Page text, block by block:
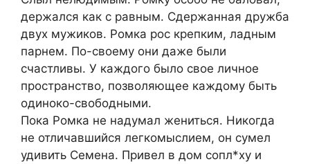
держался как с равным. Сдержанная дружба
двух мужиков. Ромка рос крепким, ладным
парнем. По-своему они даже были
счастливы. У каждого было свое личное
пространство, позволяющее каждому быть
одиноко-свободными.
Пока Ромка не надумал жениться. Никогда
не отличавшийся легкомыслием, он сумел
удивить Семена. Привел в дом сопл*ху и